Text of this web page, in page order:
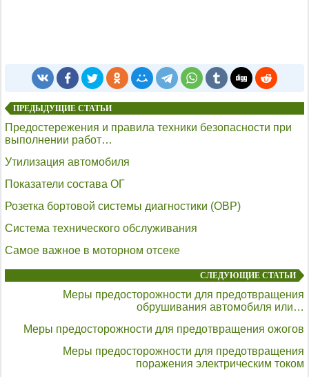
ПРЕДЫДУЩИЕ СТАТЬИ
Предостережения и правила техники безопасности при
выполнении работ…
Утилизация автомобиля
Показатели состава ОГ
Розетка бортовой системы диагностики (ОВР)
Система технического обслуживания
Самое важное в моторном отсеке
СЛЕДУЮЩИЕ СТАТЬИ
Меры предосторожности для предотвращения
обрушивания автомобиля или…
Меры предосторожности для предотвращения ожогов
Меры предосторожности для предотвращения
поражения электрическим током